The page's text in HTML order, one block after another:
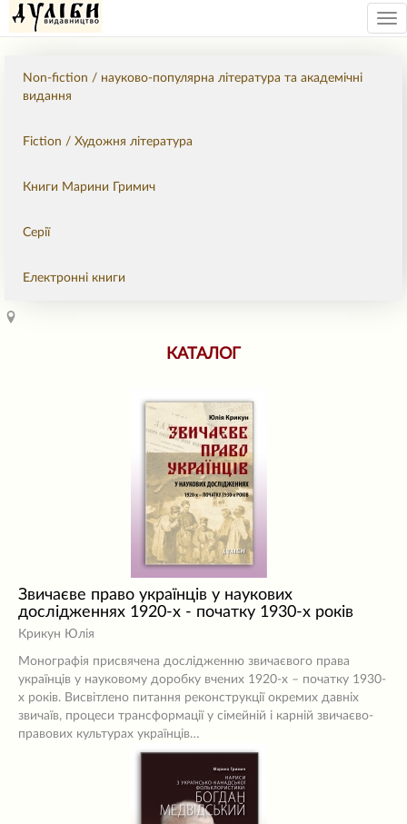
Non-fiction / науково-популярна література та академічні
видання
Fiction / Художня література
Книги Марини Гримич
Серії
Електронні книги
КАТАЛОГ
Звичаєве право українців у наукових
дослідженнях 1920-х - початку 1930-х років
Крикун Юлія
Монографія присвячена дослідженню звичаєвого права
українців у науковому доробку вчених 1920-х – початку 1930-
х років. Висвітлено питання реконструкції окремих давніх
звичаїв, процеси трансформації у сімейній і карній звичаєво-
правових культурах українців…